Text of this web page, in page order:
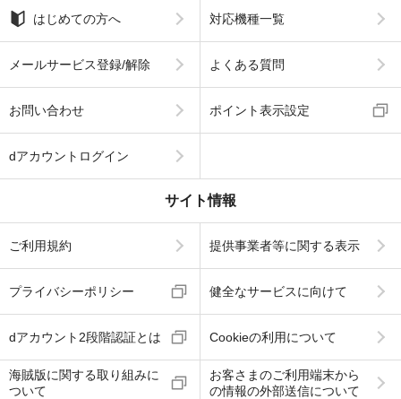
はじめての方へ 対応機種一覧
メールサービス登録/解除 よくある質問
お問い合わせ ポイント表示設定
dアカウントログイン
サイト情報
ご利用規約 提供事業者等に関する表示
プライバシーポリシー 健全なサービスに向けて
dアカウント2段階認証とは Cookieの利用について
海賊版に関する取り組みに
ついて
お客さまのご利用端末から
の情報の外部送信について